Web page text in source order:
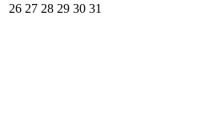
26 27 28 29 30 31